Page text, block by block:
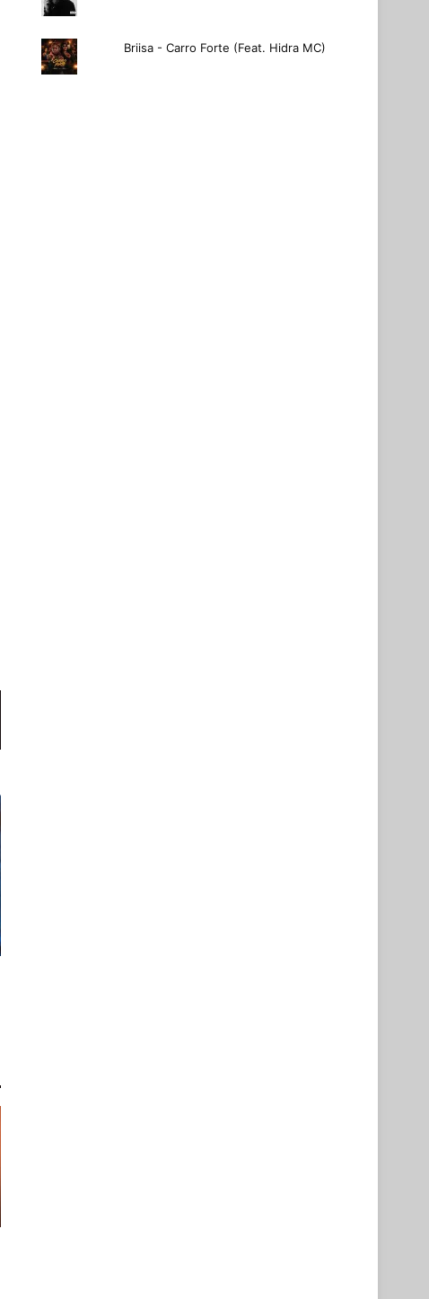
Briisa - Carro Forte (Feat. Hidra MC)